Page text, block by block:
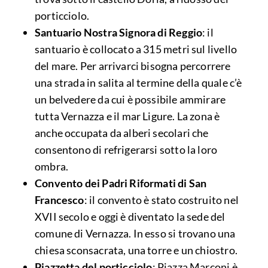
porticciolo.
Santuario Nostra Signora di Reggio: il
santuario è collocato a 315 metri sul livello
del mare. Per arrivarci bisogna percorrere
una strada in salita al termine della quale c’è
un belvedere da cui è possibile ammirare
tutta Vernazza e il mar Ligure. La zona è
anche occupata da alberi secolari che
consentono di refrigerarsi sotto la loro
ombra.
Convento dei Padri Riformati di San
Francesco: il convento è stato costruito nel
XVII secolo e oggi è diventato la sede del
comune di Vernazza. In esso si trovano una
chiesa sconsacrata, una torre e un chiostro.